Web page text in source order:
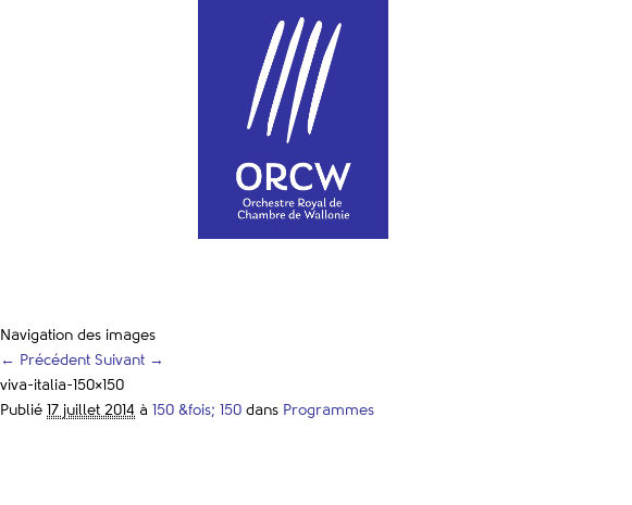
Navigation des images
← Précédent Suivant →
viva-italia-150×150
Publié 17 juillet 2014 à 150 &fois; 150 dans Programmes